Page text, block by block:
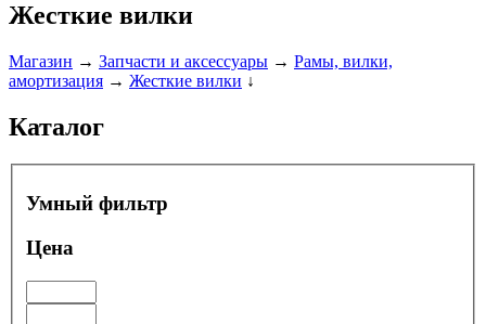
Жесткие вилки
Магазин → Запчасти и аксессуары → Рамы, вилки,
амортизация → Жесткие вилки ↓
Каталог
Умный фильтр
Цена